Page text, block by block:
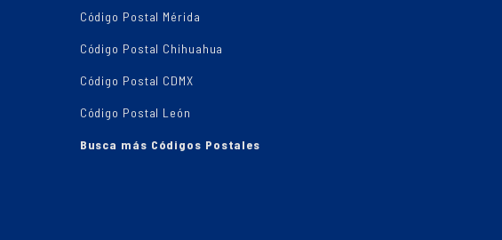
Código Postal Mérida
Código Postal Chihuahua
Código Postal CDMX
Código Postal León
Busca más Códigos Postales